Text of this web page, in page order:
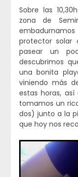
Sobre las
zona de
protector solar
pasear un
descubrimos
una bonita
viniendo más
estas horas,
tomamos un
dos) junto a la
que hoy nos